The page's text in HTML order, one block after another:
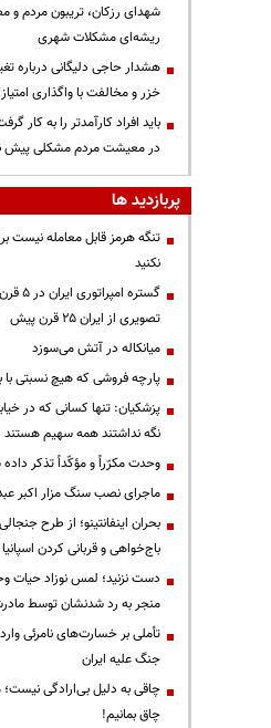
شهدای رزکان، تریبون مردم و
ریشه‌ای مشکلات شهری
هشدار حاجی دلیگانی درباره
خزر و مخالفت با واگذاری امتیاز
باید افراد کارآمدتر را به کار
در معیشت مردم مشکلی پیش
پربازدید ها
تنگه هرمز قابل معامله نیست
نکنید
گستره
تصویری از ایران ۲۵ قرن پیش
میانکاله در آتش می‌سوزد
پارچه فروشی که هیچ نسبتی با
پزشکیان: تنها کسانی که در
نگه نداشتند همه سهیم هستند
وحدت مکرّراً و مؤکّداً تذکر
ماجرای نصب سنگ مزار اکبر
بحران اینفانتینو؛ از طرح
باج‌خواهی و قربانی کردن اسپانیا
دست نزنید؛ لمس نوزاد حیات
منجر به رد شدنشان توسط
تأملی بر خسارت‌های نامرئی
جنگ علیه ایران
چاقی به دلیل بی‌ارادگی
چاق بمانیم!